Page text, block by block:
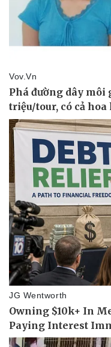
Sức khỏe
Dinh dưỡng - món ngon
Cây thuốc
Sản phụ khoa
Nhi khoa
Nam khoa
Làm đẹp - giảm cân
Phòng mạch online
Ăn sạch sống khỏe